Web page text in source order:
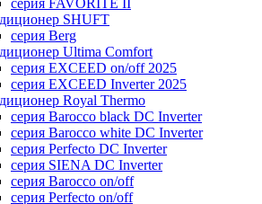
серия FAVORITE II
SHUFT
серия Berg
Ultima Comfort
серия EXCEED on/off 2025
серия EXCEED Inverter 2025
Royal Thermo
серия Barocco black DC Inverter
серия Barocco white DC Inverter
серия Perfecto DC Inverter
серия SIENA DC Inverter
серия Barocco on/off
серия Perfecto on/off